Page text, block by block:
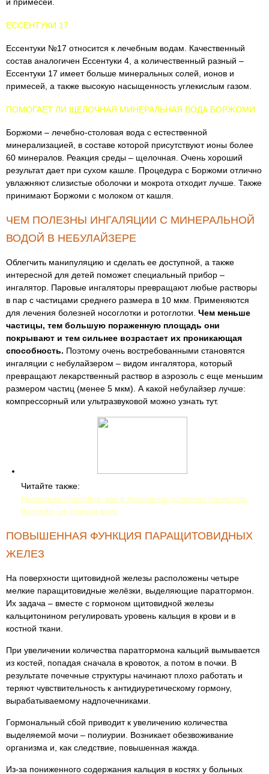
ЕССЕНТУКИ 17
Ессентуки №17 относится к лечебным водам. Качественный
состав аналогичен Ессентуки 4, а количественный разный –
Ессентуки 17 имеет больше минеральных солей, ионов и
примесей, а также высокую насыщенность углекислым газом.
ПОМОГАЕТ ЛИ ЩЕЛОЧНАЯ МИНЕРАЛЬНАЯ ВОДА БОРЖОМИ
Боржоми – лечебно-столовая вода с естественной
минерализацией, в составе которой присутствуют ионы более
60 минералов. Реакция среды – щелочная. Очень хороший
результат дает при сухом кашле. Процедура с Боржоми отлично
увлажняют слизистые оболочки и мокрота отходит лучше. Также
принимают Боржоми с молоком от кашля.
ЧЕМ ПОЛЕЗНЫ ИНГАЛЯЦИИ С МИНЕРАЛЬНОЙ
ВОДОЙ В НЕБУЛАЙЗЕРЕ
Облегчить манипуляцию и сделать ее доступной, а также
интересной для детей поможет специальный прибор –
ингалятор. Паровые ингаляторы превращают любые растворы
в пар с частицами среднего размера в 10 мкм. Применяются
для лечения болезней носоглотки и ротоглотки. Чем меньше
частицы, тем большую пораженную площадь они
покрывают и тем сильнее возрастает их проникающая
способность. Поэтому очень востребованными становятся
ингаляции с небулайзером – видом ингалятора, который
превращают лекарственный раствор в аэрозоль с еще меньшим
размером частиц (менее 5 мкм). А какой небулайзер лучше:
компрессорный или ультразвуковой можно узнать тут.
Читайте также:
Несколько способов, как в домашних условиях почистить
бассейн, не сливая воду
ПОВЫШЕННАЯ ФУНКЦИЯ ПАРАЩИТОВИДНЫХ
ЖЕЛЕЗ
На поверхности щитовидной железы расположены четыре
мелкие паращитовидные желёзки, выделяющие паратгормон.
Их задача – вместе с гормоном щитовидной железы
кальцитонином регулировать уровень кальция в крови и в
костной ткани.
При увеличении количества паратгормона кальций вымывается
из костей, попадая сначала в кровоток, а потом в почки. В
результате почечные структуры начинают плохо работать и
теряют чувствительность к антидиуретическому гормону,
вырабатываемому надпочечниками.
Гормональный сбой приводит к увеличению количества
выделяемой мочи – полиурии. Возникает обезвоживание
организма и, как следствие, повышенная жажда.
Из-за пониженного содержания кальция в костях у больных